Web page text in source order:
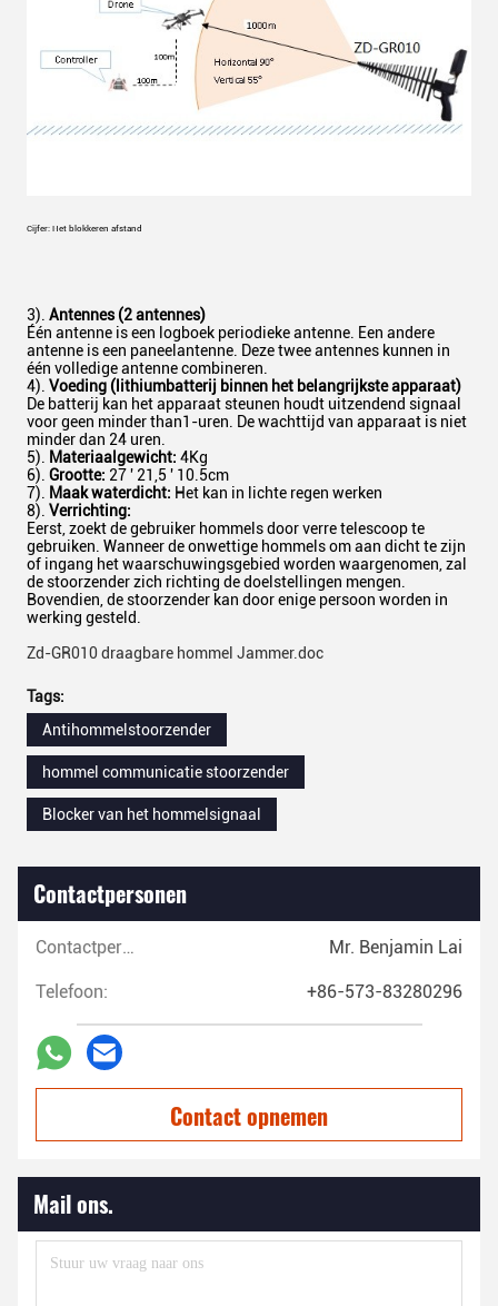
Cijfer: Het blokkeren afstand
3). Antennes (2 antennes)
Één antenne is een logboek periodieke antenne. Een andere
antenne is een paneelantenne. Deze twee antennes kunnen in
één volledige antenne combineren.
4). Voeding (lithiumbatterij binnen het belangrijkste apparaat)
De batterij kan het apparaat steunen houdt uitzendend signaal
voor geen minder than1-uren. De wachttijd van apparaat is niet
minder dan 24 uren.
5). Materiaalgewicht: 4Kg
6). Grootte: 27 ' 21,5 ' 10.5cm
7). Maak waterdicht: Het kan in lichte regen werken
8). Verrichting:
Eerst, zoekt de gebruiker hommels door verre telescoop te
gebruiken. Wanneer de onwettige hommels om aan dicht te zijn
of ingang het waarschuwingsgebied worden waargenomen, zal
de stoorzender zich richting de doelstellingen mengen.
Bovendien, de stoorzender kan door enige persoon worden in
werking gesteld.
Zd-GR010 draagbare hommel Jammer.doc
Tags:
Antihommelstoorzender
hommel communicatie stoorzender
Blocker van het hommelsignaal
Contactpersonen
Contactpersonen: Mr. Benjamin Lai
Telefoon: +86-573-83280296
Contact opnemen
Mail ons.